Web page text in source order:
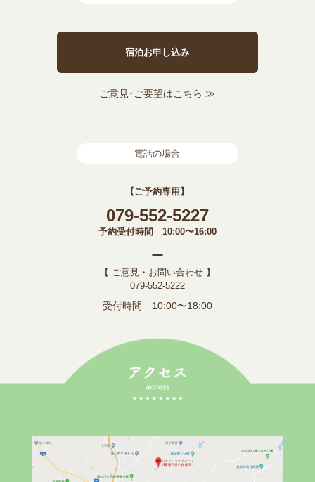
宿泊お申し込み
ご意見･ご要望はこちら ≫
電話の場合
【ご予約専用】
079-552-5227
予約受付時間 10:00〜16:00
【 ご意見・お問い合わせ 】
079-552-5222
受付時間 10:00〜18:00